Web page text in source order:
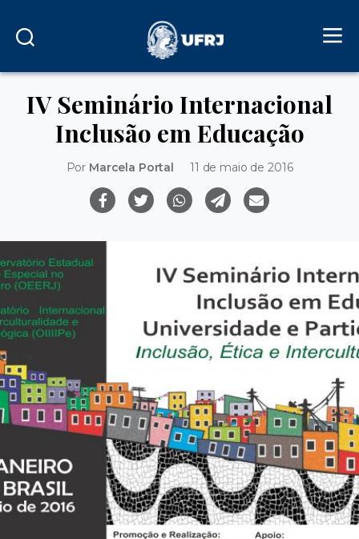
IV Seminário Internacional
Inclusão em Educação
Por Marcela Portal 11 de maio de 2016